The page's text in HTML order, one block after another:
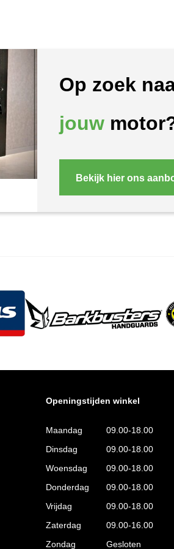
Op zoek
jouw
Bekijk hier ons
Openingstijden winkel
Maandag 09.00-18.00
Dinsdag 09.00-18.00
Woensdag 09.00-18.00
Donderdag 09.00-18.00
Vrijdag 09.00-18.00
Zaterdag 09.00-16.00
Zondag Gesloten